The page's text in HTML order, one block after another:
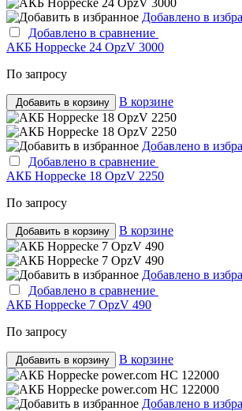
Добавлено в
Добавлено в сравнение
АКБ Hoppecke 24 OpzV 3000
По запросу
Добавить в корзину В корзине
Добавлено в
Добавлено в сравнение
АКБ Hoppecke 18 OpzV 2250
По запросу
Добавить в корзину В корзине
Добавлено в
Добавлено в сравнение
АКБ Hoppecke 7 OpzV 490
По запросу
Добавить в корзину В корзине
Добавлено в